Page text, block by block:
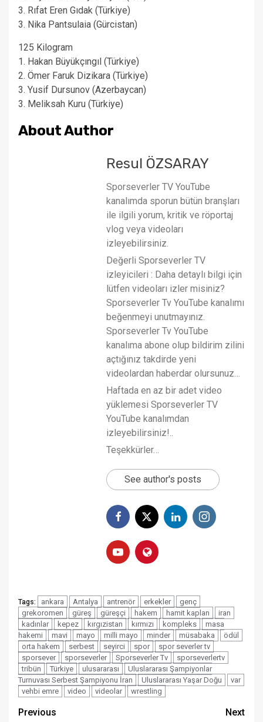
3. Rıfat Eren Gıdak (Türkiye)
3. Nika Pantsulaia (Gürcistan)
125 Kilogram
1. Hakan Büyükçıngıl (Türkiye)
2. Ömer Faruk Dizikara (Türkiye)
3. Yusif Dursunov (Azerbaycan)
3. Meliksah Kuru (Türkiye)
About Author
Resul ÖZSARAY
Sporseverler TV YouTube
kanalımda sporun bütün branşları
ile ilgili yorum, kritik ve röportaj
vlog veya videoları
izleyebilirsiniz.
Değerli Sporseverler TV
izleyicileri : Daha detaylı bilgi için
lütfen videoları izler misiniz?
Sporseverler Tv YouTube kanalımı
beğenmeyi unutmayınız.
Sporseverler Tv YouTube
kanalıma abone olup bildirim zilini
açtığınız takdirde yeni
videolardan haberdar olursunuz…
Haftada en az bir adet video
yüklemesi Sporseverler TV
YouTube kanalımdan
izleyebilirsiniz!..
Teşekkürler…
See author's posts
Tags: ankara Antalya antrenör erkekler
genç
grekoromen
güreş güreşçi hakem hamit kaplan
iran
kadınlar
kepez kırgızistan kırmızı kompleks
masa
hakemi
mavi mayo milli mayo minder müsabaka
ödül
orta hakem
serbest seyirci spor
spor severler tv
sporsever
sporseverler Sporseverler Tv
sporseverlertv
tribün
Türkiye ulusararası
Uluslararası Şampiyonlar
Turnuvası Serbest Şampiyonu İran
Uluslararası Yaşar Doğu
var
vehbi emre
video videolar wrestling
Post
Previous
Next